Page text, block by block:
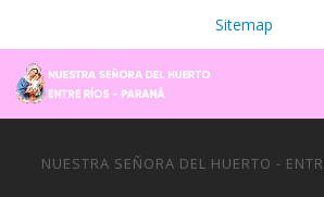
Sitemap
NUESTRA SEÑORA DEL HUERTO -